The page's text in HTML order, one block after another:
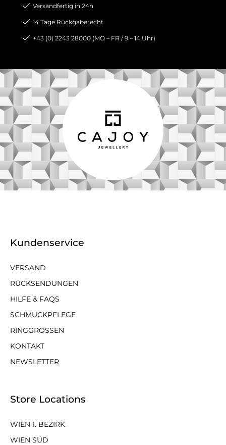
Versandfertig in 24h
14 Tage Rückgaberecht
+43 (0) 2243 28000 (MO – FR / 9 – 14 Uhr)
Kundenservice
VERSAND
RÜCKSENDUNGEN
HILFE & FAQS
SCHMUCKPFLEGE
RINGGRÖSSEN
KONTAKT
NEWSLETTER
Store Locations
WIEN 1. BEZIRK
WIEN SÜD